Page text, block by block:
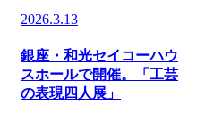
2026.3.13
銀座・和光セイコーハウ
スホールで開催。「工芸
の表現四人展」